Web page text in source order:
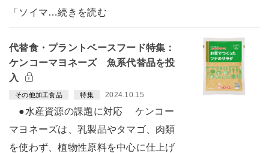
「ソイマ…続きを読む
代替食・プラントベースフード特集：
ケンコーマヨネーズ 魚系代替品を投
入
その他加工食品 特集 2024.10.15
●水産資源の課題に対応 ケンコー
マヨネーズは、乳製品やタマゴ、肉類
を使わず、植物性原料を中心に仕上げ